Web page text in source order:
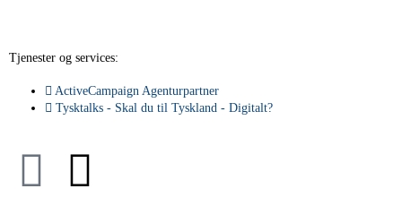
Tjenester og services:
ActiveCampaign Agenturpartner
Tysktalks - Skal du til Tyskland - Digitalt?